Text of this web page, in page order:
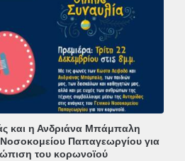
και η Ανδριάνα Μπάμπαλη
Παπαγεωργίου για
του κορωνοϊού